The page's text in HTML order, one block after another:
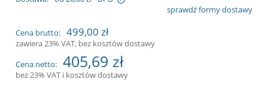
sprawdź formy dostawy
Cena brutto: 499,00 zł
zawiera 23% VAT, bez kosztów dostawy
Cena netto: 405,69 zł
bez 23% VAT i kosztów dostawy